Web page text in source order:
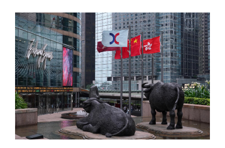
旅平險
儲蓄險
長照險
靈性成長
好書推薦
銷售賦能
勞保勞退